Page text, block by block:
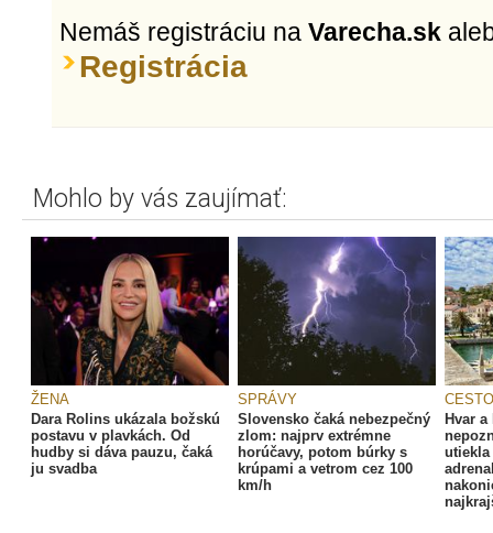
Nemáš registráciu na Varecha.sk
Registrácia
Mohlo by vás zaujímať:
ŽENA
Dara Rolins ukázala božskú
postavu v plavkách. Od
hudby si dáva pauzu, čaká
ju svadba
SPRÁVY
Slovensko čaká nebezpečný
zlom: najprv extrémne
horúčavy, potom búrky s
krúpami a vetrom cez 100
km/h
Hvar
utiekla